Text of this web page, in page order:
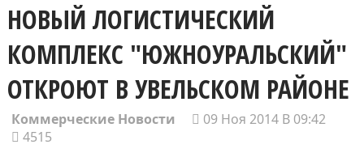
НОВЫЙ ЛОГИСТИЧЕСКИЙ
КОМПЛЕКС "ЮЖНОУРАЛЬСКИЙ"
ОТКРОЮТ В УВЕЛЬСКОМ РАЙОНЕ
Коммерческие Новости
09 Ноя 2014 В 09:42
4515